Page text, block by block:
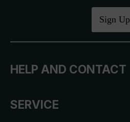
Sign Up
HELP AND CONTACT
SERVICE